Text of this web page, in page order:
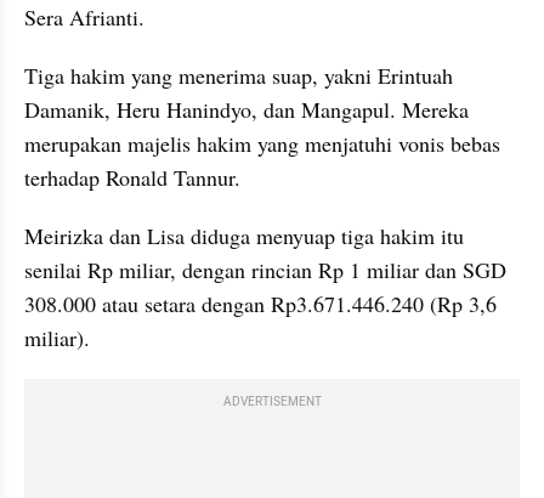
Sera Afrianti.
Tiga hakim yang menerima suap, yakni Erintuah
Damanik, Heru Hanindyo, dan Mangapul. Mereka
merupakan majelis hakim yang menjatuhi vonis bebas
terhadap Ronald Tannur.
Meirizka dan Lisa diduga menyuap tiga hakim itu
senilai Rp miliar, dengan rincian Rp 1 miliar dan SGD
308.000 atau setara dengan Rp3.671.446.240 (Rp 3,6
miliar).
ADVERTISEMENT